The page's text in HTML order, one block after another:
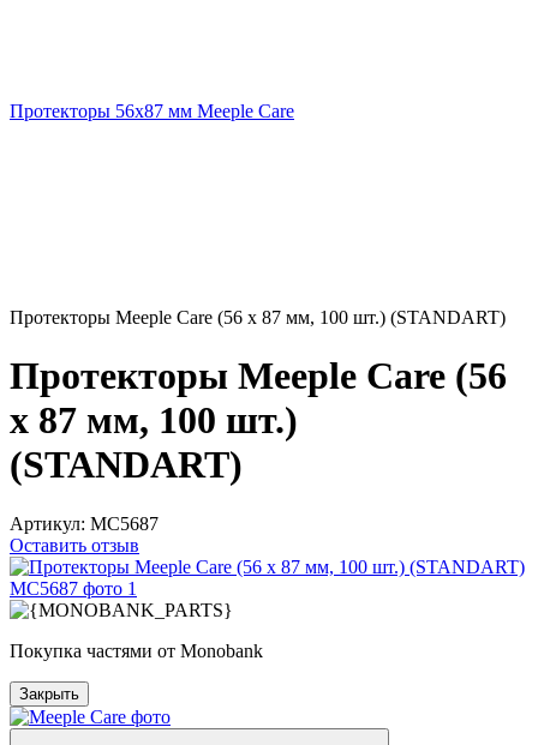
Протекторы 56x87 мм Meeple Care
Протекторы Meeple Care (56 x 87 мм, 100 шт.) (STANDART)
Протекторы Meeple Care (56
x 87 мм, 100 шт.)
(STANDART)
Артикул: MC5687
Оставить отзыв
Покупка частями от Monobank
Закрыть